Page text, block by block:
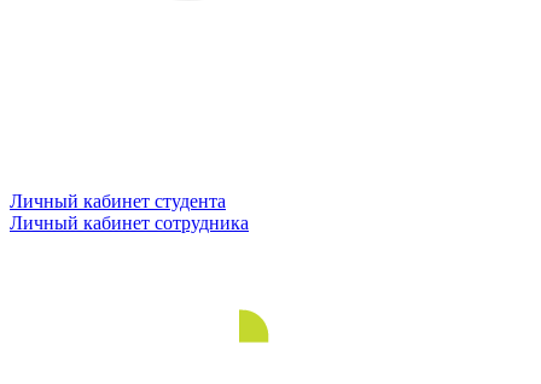
Личный кабинет студента
Личный кабинет сотрудника